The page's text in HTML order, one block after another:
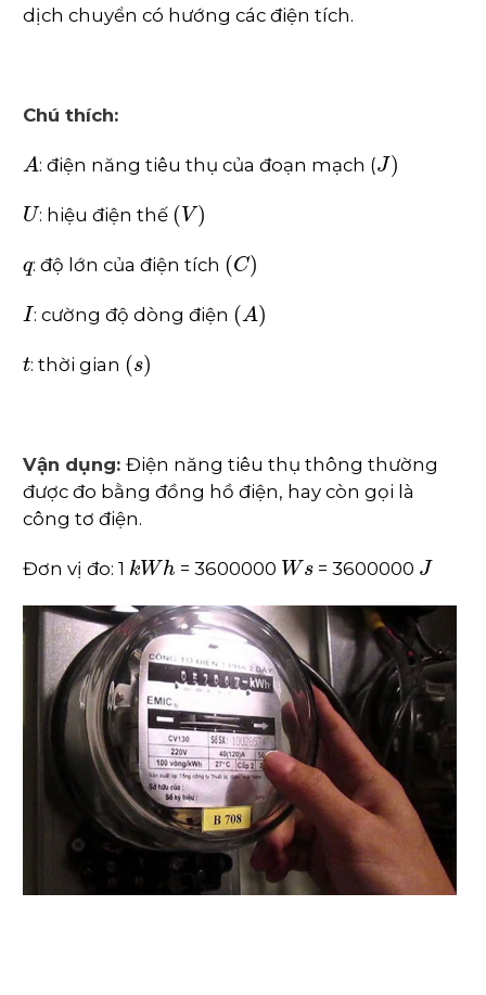
dịch chuyển có hướng các điện tích.
Chú thích:
A: điện năng tiêu thụ của đoạn mạch ( J)
U: hiệu điện thế (V)
: độ lớn của điện tích (C)
I : cường độ dòng điện (A)
t: thời gian (s )
Vận dụng: Điện năng tiêu thụ thông thường
được đo bằng đồng hồ điện, hay còn gọi là
công tơ điện.
Đơn vị đo: 1 kWh = 3600000 Ws = 3600000 J